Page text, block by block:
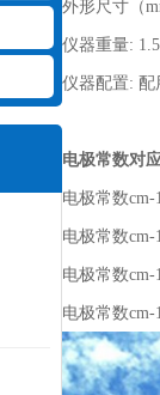
外形尺寸（
仪器重量:
仪器配置: 配
电极常数对
电极常数cm-
电极常数cm-
电极常数cm-
电极常数cm-